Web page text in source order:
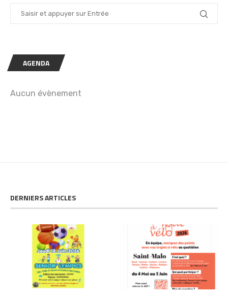
AGENDA
Aucun évènement
DERNIERS ARTICLES